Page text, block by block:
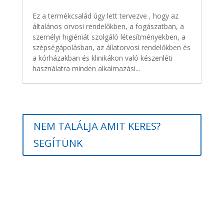
Ez a termékcsalád úgy lett tervezve , hogy az
általános orvosi rendelőkben, a fogászatban, a
személyi higiéniát szolgáló létesítményekben, a
szépségápolásban, az állatorvosi rendelőkben és
a kórházakban és klinikákon való készenléti
használatra minden alkalmazási...
NEM TALÁLJA AMIT KERES?
SEGÍTÜNK